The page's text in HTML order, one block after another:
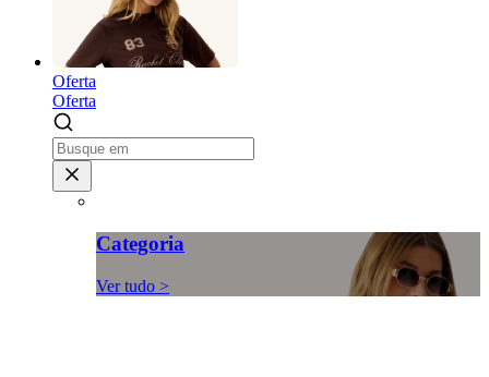
Oferta
Oferta
Categoria
Ver tudo >